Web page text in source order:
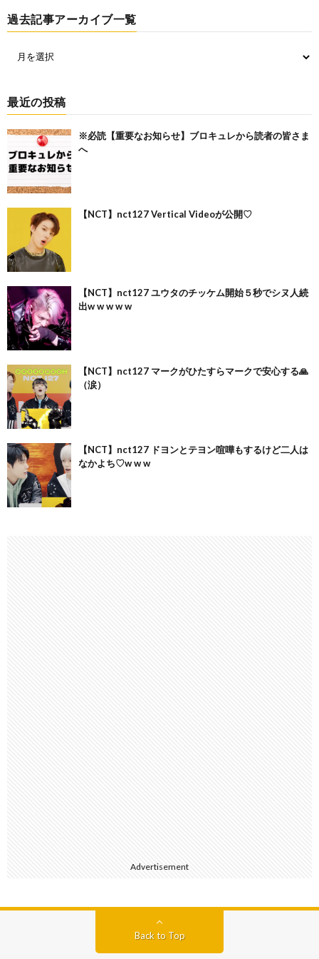
過去記事アーカイブ一覧
最近の投稿
※必読【重要なお知らせ】ブロキュレから読者の皆さま
へ
【NCT】nct127 Vertical Videoが公開♡
【NCT】nct127 ユウタのチッケム開始５秒でシヌ人続
出w w w w w
【NCT】nct127 マークがひたすらマークで安心する🙏
（涙）
【NCT】nct127 ドヨンとテヨン喧嘩もするけど二人は
なかよち♡w w w
Advertisement
Back to Top